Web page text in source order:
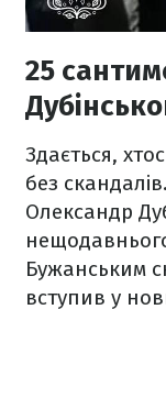
25
Здається,
без
Олександр
Бужанським
вступив у